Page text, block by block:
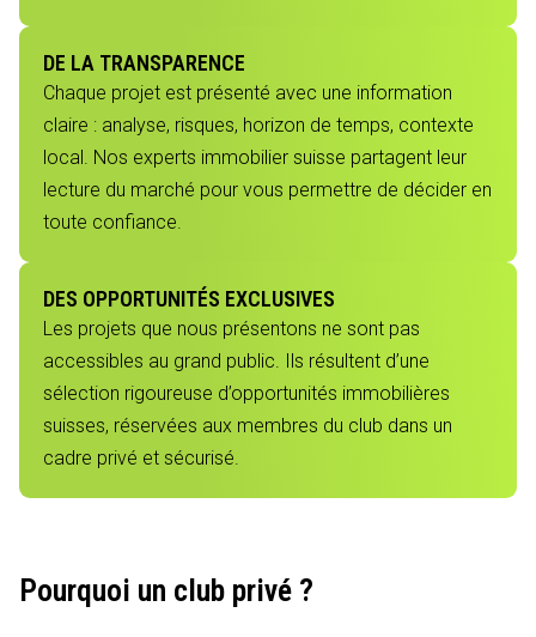
DE LA TRANSPARENCE
Chaque projet est présenté avec une information
claire : analyse, risques, horizon de temps, contexte
local. Nos experts immobilier suisse partagent leur
lecture du marché pour vous permettre de décider en
toute confiance.
DES OPPORTUNITÉS EXCLUSIVES
Les projets que nous présentons ne sont pas
accessibles au grand public. Ils résultent d’une
sélection rigoureuse d’opportunités immobilières
suisses, réservées aux membres du club dans un
cadre privé et sécurisé.
Pourquoi un club privé ?